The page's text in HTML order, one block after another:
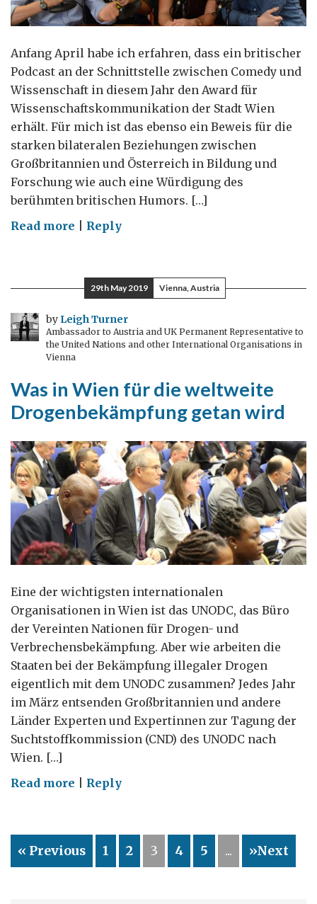
Anfang April habe ich erfahren, dass ein britischer
Podcast an der Schnittstelle zwischen Comedy und
Wissenschaft in diesem Jahr den Award für
Wissenschaftskommunikation der Stadt Wien
erhält. Für mich ist das ebenso ein Beweis für die
starken bilateralen Beziehungen zwischen
Großbritannien und Österreich in Bildung und
Forschung wie auch eine Würdigung des
berühmten britischen Humors. […]
Read more on
Thing
As
A
Fish
–
Humor
im
der
Wissenschaft
Reply
29th May 2019 Vienna, Austria
by Leigh Turner
Ambassador to Austria and UK Permanent Representative to
the United Nations and other International Organisations in
Vienna
Was in Wien für die weltweite
Drogenbekämpfung getan wird
Eine der wichtigsten internationalen
Organisationen in Wien ist das UNODC, das Büro
der Vereinten Nationen für Drogen- und
Verbrechensbekämpfung. Aber wie arbeiten die
Staaten bei der Bekämpfung illegaler Drogen
eigentlich mit dem UNODC zusammen? Jedes Jahr
im März entsenden Großbritannien und andere
Länder Experten und Expertinnen zur Tagung der
Suchtstoffkommission (CND) des UNODC nach
Wien. […]
Read more on
Wien
für
Reply
« Previous 1 2 3 4 5 ... »Next